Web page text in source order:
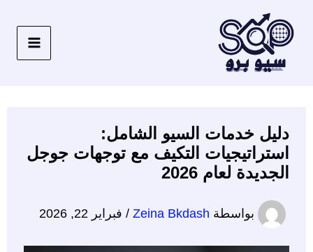
المحتوى
دليل خدمات السيو الشامل:
استراتيجيات التكيف مع توجهات جوجل
الجديدة لعام 2026
بواسطة Zeina Bkdash
/ فبراير 22, 2026